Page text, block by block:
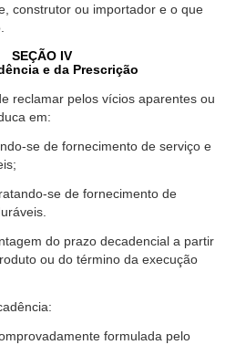
construtor ou importador e o que
SEÇÃO IV
e da Prescrição
reclamar pelos vícios aparentes ou
em:
se de fornecimento de serviço e
se de fornecimento de
do prazo decadencial a partir
ou do término da execução
formulada pelo